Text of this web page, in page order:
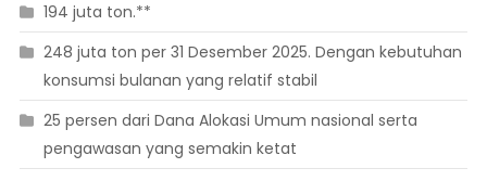
194 juta ton.**
248 juta ton per 31 Desember 2025. Dengan kebutuhan
konsumsi bulanan yang relatif stabil
25 persen dari Dana Alokasi Umum nasional serta
pengawasan yang semakin ketat